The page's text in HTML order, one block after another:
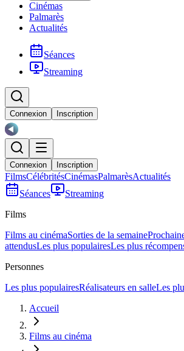
Cinémas
Palmarès
Actualités
Séances
Streaming
Connexion Inscription
Connexion Inscription
FilmsCélébritésCinémasPalmarèsActualités
Séances
Streaming
Films
Films au cinémaSorties de la semaine
attendusLes plus populairesLes plus
Personnes
Les plus populairesRéalisateurs en salleLes
Accueil
Films au cinéma